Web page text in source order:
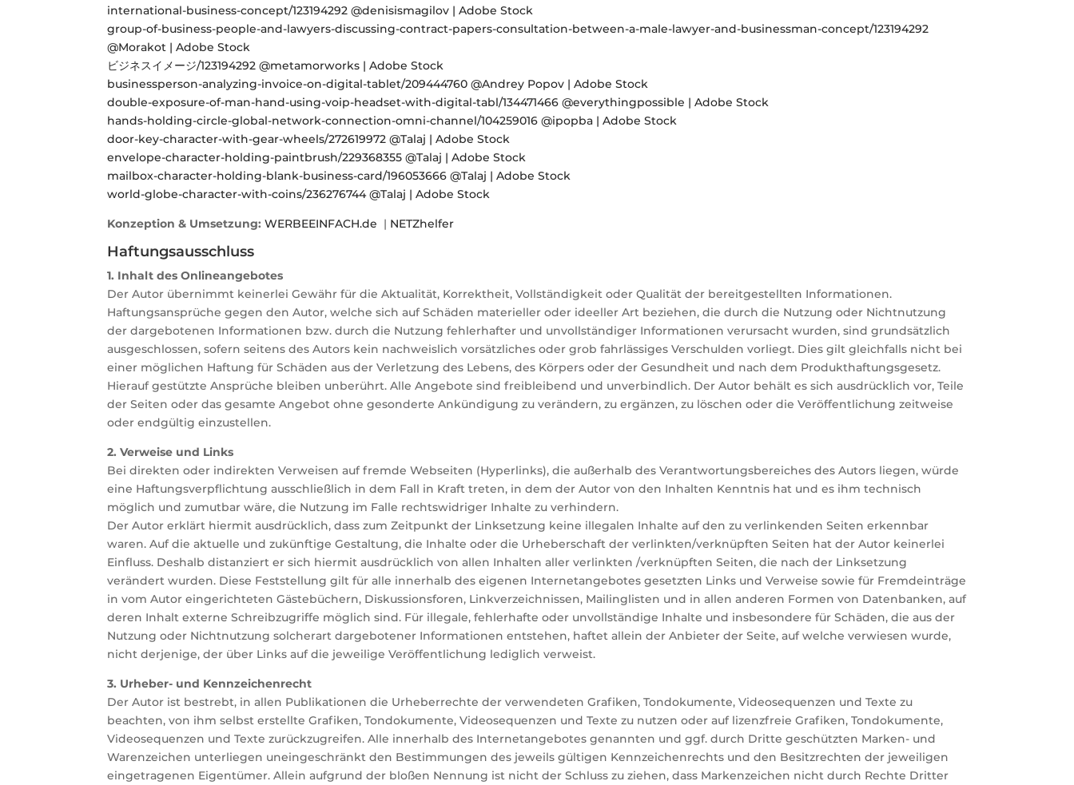
international-business-concept/123194292 @denisismagilov | Adobe Stock
group-of-business-people-and-lawyers-discussing-contract-papers-consultation-between-a-male-lawyer-and-businessman-concept/123194292
@Morakot | Adobe Stock
ビジネスイメージ/123194292 @metamorworks | Adobe Stock
businessperson-analyzing-invoice-on-digital-tablet/209444760 @Andrey Popov | Adobe Stock
double-exposure-of-man-hand-using-voip-headset-with-digital-tabl/134471466 @everythingpossible | Adobe Stock
hands-holding-circle-global-network-connection-omni-channel/104259016 @ipopba | Adobe Stock
door-key-character-with-gear-wheels/272619972 @Talaj | Adobe Stock
envelope-character-holding-paintbrush/229368355 @Talaj | Adobe Stock
mailbox-character-holding-blank-business-card/196053666 @Talaj | Adobe Stock
world-globe-character-with-coins/236276744 @Talaj | Adobe Stock
​Konzeption & Umsetzung: WERBEEINFACH.de | NETZhelfer
Haftungsausschluss
1. Inhalt des Onlineangebotes
Der Autor übernimmt keinerlei Gewähr für die Aktualität, Korrektheit, Vollständigkeit oder Qualität der bereitgestellten Informationen.
Haftungsansprüche gegen den Autor, welche sich auf Schäden materieller oder ideeller Art beziehen, die durch die Nutzung oder Nichtnutzung
der dargebotenen Informationen bzw. durch die Nutzung fehlerhafter und unvollständiger Informationen verursacht wurden, sind grundsätzlich
ausgeschlossen, sofern seitens des Autors kein nachweislich vorsätzliches oder grob fahrlässiges Verschulden vorliegt. Dies gilt gleichfalls nicht bei
einer möglichen Haftung für Schäden aus der Verletzung des Lebens, des Körpers oder der Gesundheit und nach dem Produkthaftungsgesetz.
Hierauf gestützte Ansprüche bleiben unberührt. Alle Angebote sind freibleibend und unverbindlich. Der Autor behält es sich ausdrücklich vor, Teile
der Seiten oder das gesamte Angebot ohne gesonderte Ankündigung zu verändern, zu ergänzen, zu löschen oder die Veröffentlichung zeitweise
oder endgültig einzustellen.
2. Verweise und Links
Bei direkten oder indirekten Verweisen auf fremde Webseiten (Hyperlinks), die außerhalb des Verantwortungsbereiches des Autors liegen, würde
eine Haftungsverpflichtung ausschließlich in dem Fall in Kraft treten, in dem der Autor von den Inhalten Kenntnis hat und es ihm technisch
möglich und zumutbar wäre, die Nutzung im Falle rechtswidriger Inhalte zu verhindern.
Der Autor erklärt hiermit ausdrücklich, dass zum Zeitpunkt der Linksetzung keine illegalen Inhalte auf den zu verlinkenden Seiten erkennbar
waren. Auf die aktuelle und zukünftige Gestaltung, die Inhalte oder die Urheberschaft der verlinkten/verknüpften Seiten hat der Autor keinerlei
Einfluss. Deshalb distanziert er sich hiermit ausdrücklich von allen Inhalten aller verlinkten /verknüpften Seiten, die nach der Linksetzung
verändert wurden. Diese Feststellung gilt für alle innerhalb des eigenen Internetangebotes gesetzten Links und Verweise sowie für Fremdeinträge
in vom Autor eingerichteten Gästebüchern, Diskussionsforen, Linkverzeichnissen, Mailinglisten und in allen anderen Formen von Datenbanken, auf
deren Inhalt externe Schreibzugriffe möglich sind. Für illegale, fehlerhafte oder unvollständige Inhalte und insbesondere für Schäden, die aus der
Nutzung oder Nichtnutzung solcherart dargebotener Informationen entstehen, haftet allein der Anbieter der Seite, auf welche verwiesen wurde,
nicht derjenige, der über Links auf die jeweilige Veröffentlichung lediglich verweist.
3. Urheber- und Kennzeichenrecht
Der Autor ist bestrebt, in allen Publikationen die Urheberrechte der verwendeten Grafiken, Tondokumente, Videosequenzen und Texte zu
beachten, von ihm selbst erstellte Grafiken, Tondokumente, Videosequenzen und Texte zu nutzen oder auf lizenzfreie Grafiken, Tondokumente,
Videosequenzen und Texte zurückzugreifen. Alle innerhalb des Internetangebotes genannten und ggf. durch Dritte geschützten Marken- und
Warenzeichen unterliegen uneingeschränkt den Bestimmungen des jeweils gültigen Kennzeichenrechts und den Besitzrechten der jeweiligen
eingetragenen Eigentümer. Allein aufgrund der bloßen Nennung ist nicht der Schluss zu ziehen, dass Markenzeichen nicht durch Rechte Dritter